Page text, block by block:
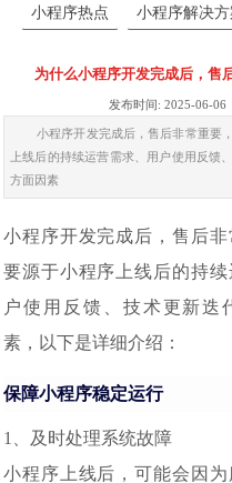
小程序热点 小程序解决方
为什么小程序开发完成后，售
发布时间: 2025-06-06
小程序开发完成后，售后非常重要
上线后的持续运营需求、用户使用反馈
方面因素
小程序开发完成后，售后
要源于小程序上线后的持续
户使用反馈、技术更新迭
素，以下是详细介绍：
保障小程序稳定运行
1、及时处理系统故障
小程序上线后，可能会因为